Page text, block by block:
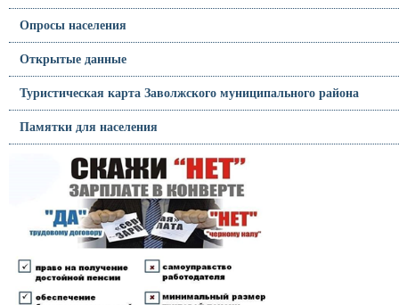
Опросы населения
Открытые данные
Туристическая карта Заволжского муниципального района
Памятки для населения